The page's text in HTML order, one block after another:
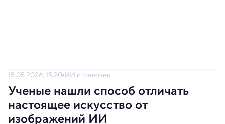
15.05.2026, 15:20 ИИ и Человек
Ученые нашли способ отличать
настоящее искусство от
изображений ИИ